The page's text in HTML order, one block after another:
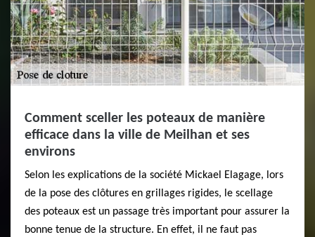
Comment sceller les poteaux de manière
efficace dans la ville de Meilhan et ses
environs
Selon les explications de la société Mickael Elagage, lors
de la pose des clôtures en grillages rigides, le scellage
des poteaux est un passage très important pour assurer la
bonne tenue de la structure. En effet, il ne faut pas